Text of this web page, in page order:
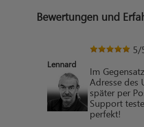
Bewertungen und
Lennard
5/
Im
Adresse des
später per
Support
perfekt!